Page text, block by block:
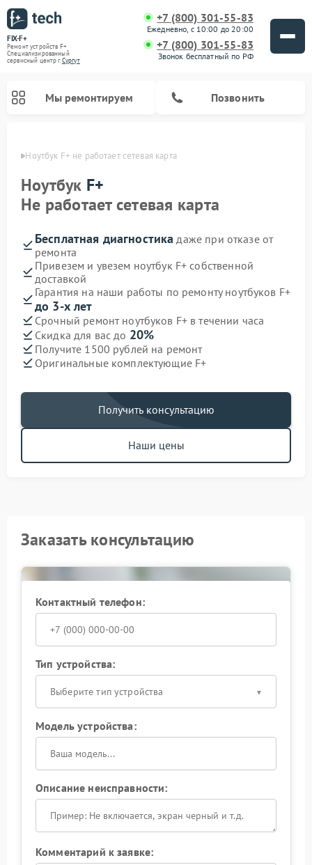
FIX-F+
Ремонт устройств F+
Специализированный
cервисный центр г.Сургут
+7 (800) 301-55-83
Ежедневно, с 10:00 до 20:00
+7 (800) 301-55-83
Звонок бесплатный по РФ
Мы ремонтируем Позвонить
Ноутбук F+ не работает сетевая карта
Ноутбук F+
Не работает сетевая карта
Бесплатная диагностика даже при отказе от
ремонта
Привезем и увезем ноутбук F+ собственной
доставкой
Гарантия на наши работы по ремонту ноутбуков F+
до 3-х лет
Срочный ремонт ноутбуков F+ в течении часа
Скидка для вас до 20%
Получите 1500 рублей на ремонт
Оригинальные комплектующие F+
Получить консультацию
Наши цены
Заказать консультацию
Контактный телефон:
Тип устройства:
Выберите тип устройства
Модель устройства:
Описание неисправности:
Комментарий к заявке: